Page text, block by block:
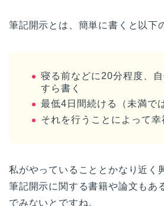
筆記開示とは、簡単に書くと以下
寝る前などに20分程度、
すら書く
最低4日間続ける（未満で
それを行うことによって幸
私がやっていることとかなり近く
筆記開示に関する書籍や論文もあ
でみないとですね。